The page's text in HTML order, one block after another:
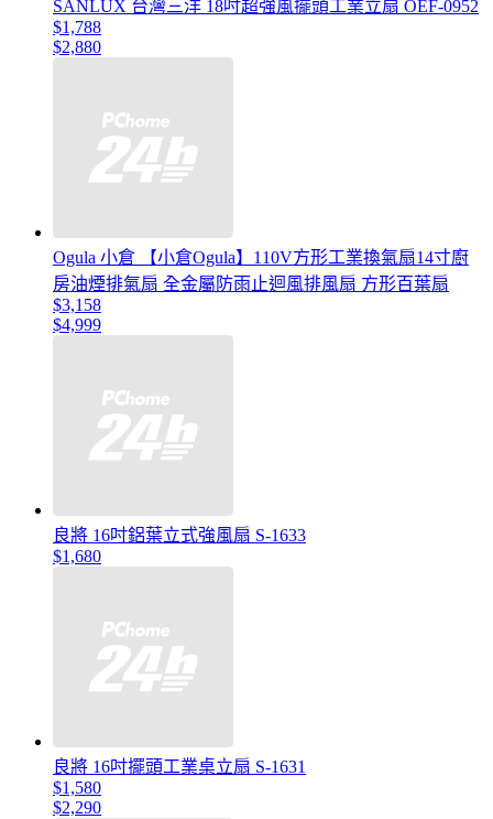
SANLUX 台灣三洋 18吋超強風擺頭工業立扇 OEF-0952
$1,788
$2,880
Ogula 小倉 【小倉Ogula】110V方形工業換氣扇14寸廚
房油煙排氣扇 全金屬防雨止迴風排風扇 方形百葉扇
$3,158
$4,999
良將 16吋鋁葉立式強風扇 S-1633
$1,680
良將 16吋擺頭工業桌立扇 S-1631
$1,580
$2,290